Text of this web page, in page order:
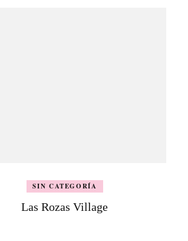
SIN CATEGORÍA
Las Rozas Village